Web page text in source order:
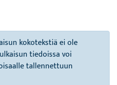
kokotekstiä ei ole
tiedoissa voi
tallennettuun